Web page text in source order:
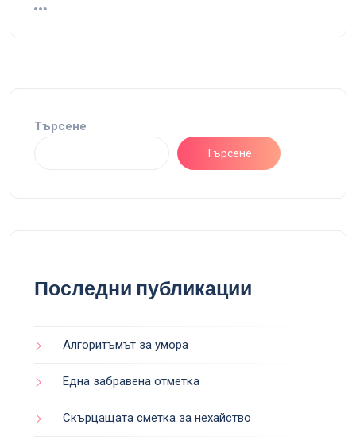
Търсене
Търсене
Последни публикации
Алгоритъмът за умора
Една забравена отметка
Скърцащата сметка за нехайство